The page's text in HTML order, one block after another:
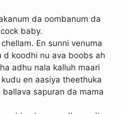
da oombanum da
baby.
En sunni venuma
d koodhi nu ava boobs ah
adhu nala kalluh maari
en aasiya theethuka
sapuran da mama